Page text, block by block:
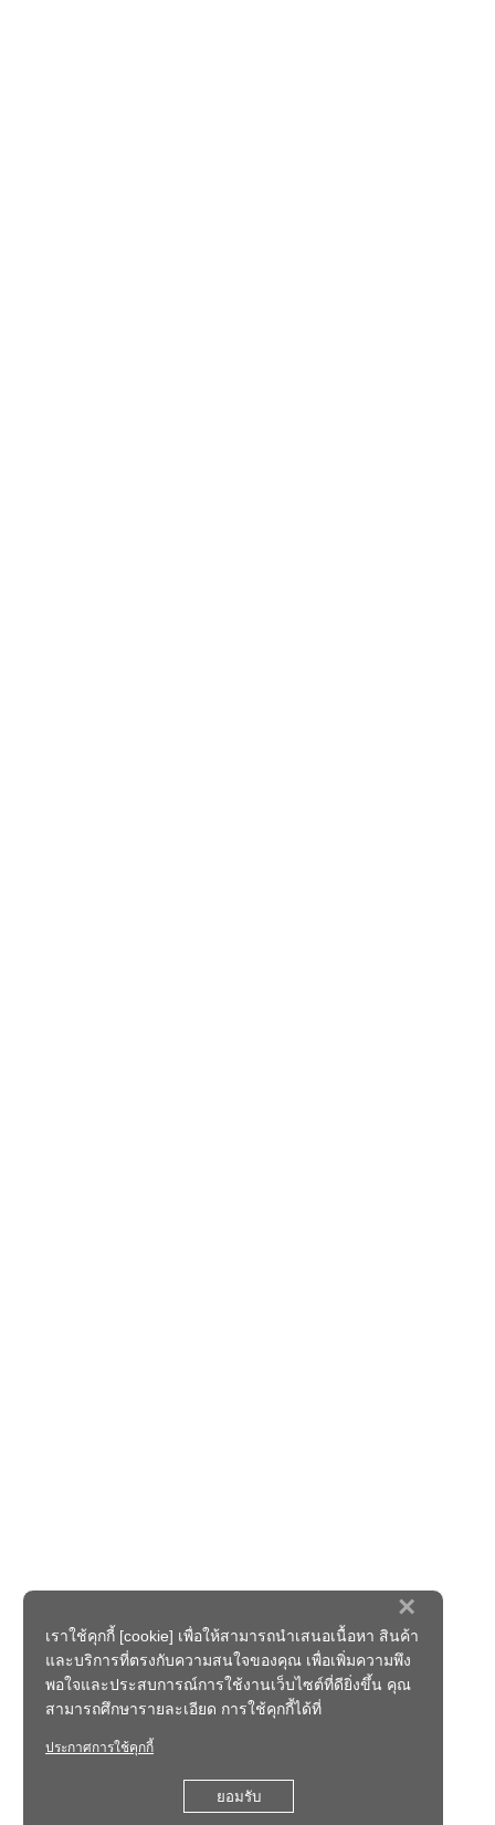
×
เราใช้คุกกี้ [cookie] เพื่อให้สามารถนำเสนอเนื้อหา สินค้า
และบริการที่ตรงกับความสนใจของคุณ เพื่อเพิ่มความพึง
พอใจและประสบการณ์การใช้งานเว็บไซต์ที่ดียิ่งขึ้น คุณ
สามารถศึกษารายละเอียด การใช้คุกกี้ได้ที่
ประกาศการใช้คุกกี้
ยอมรับ